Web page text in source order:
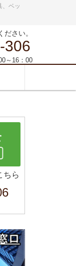
、ベッ
さい。
306
～16：00
ちら